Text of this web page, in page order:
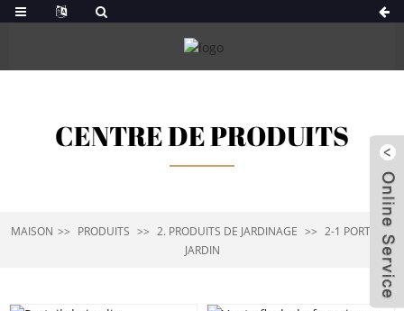
CENTRE DE PRODUITS
MAISON PRODUITS 2. PRODUITS DE JARDINAGE
2-1 PORTE DE
JARDIN